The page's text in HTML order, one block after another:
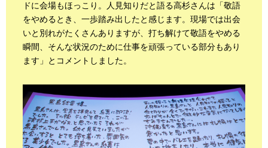
ドに会場もほっこり。人見知りだと語る高杉さんは「敬語
をやめるとき、一歩踏み出したと感じます。現場では出会
いと別れがたくさんありますが、打ち解けて敬語をやめる
瞬間、そんな状況のために仕事を頑張っている部分もあり
ます」とコメントしました。